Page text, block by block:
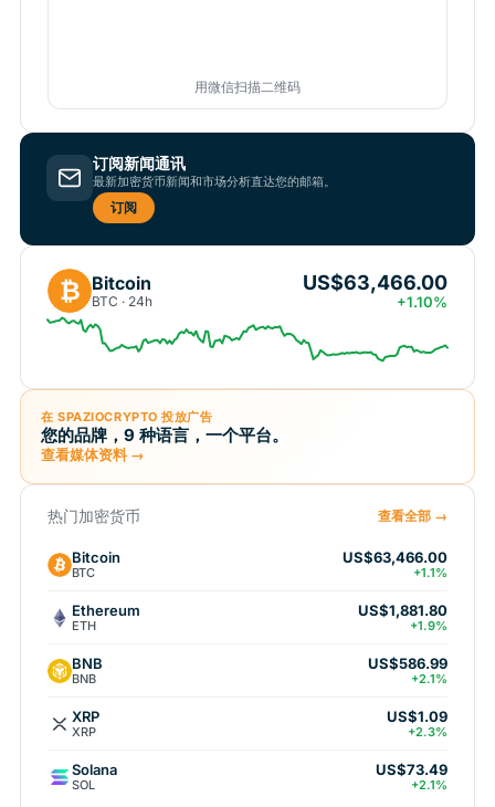
用微信扫描二维码
订阅新闻通讯
最新加密货币新闻和市场分析直达您的邮箱。
订阅
₿ Bitcoin
BTC · 24h
US$63,466.00
+1.10%
在 SPAZIOCRYPTO 投放广告
您的品牌，9 种语言，一个平台。
查看媒体资料 →
热门加密货币 查看全部 →
Bitcoin
BTC
US$63,466.00
+1.1%
Ethereum
ETH
US$1,881.80
+1.9%
BNB
BNB
US$586.99
+2.1%
XRP
XRP
US$1.09
+2.3%
Solana
SOL
US$73.49
+2.1%